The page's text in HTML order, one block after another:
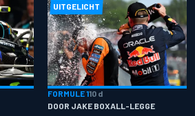
UITGELICHT
FORMULE 110 d
DOOR JAKE BOXALL-LEGGE